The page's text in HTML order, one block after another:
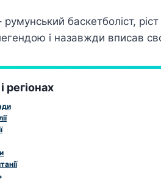
баскетболіст,
і назавжди вписав
регіонах